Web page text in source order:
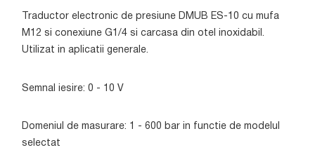
Traductor electronic de presiune DMUB ES-10 cu mufa
M12 si conexiune G1/4 si carcasa din otel inoxidabil.
Utilizat in aplicatii generale.
Semnal iesire: 0 - 10 V
Domeniul de masurare: 1 - 600 bar in functie de modelul
selectat